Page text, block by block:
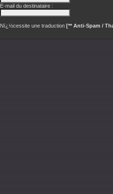
E-mail du destinataire :
Nï¿½cessite une traduction [** Anti-Spam /